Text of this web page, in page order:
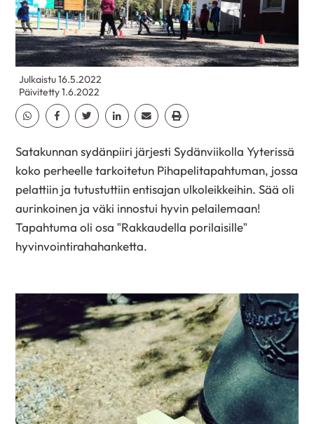
Julkaistu 16.5.2022
Päivitetty 1.6.2022
Jaa Whatsapp
Jaa Facebook
Jaa TwitterJaa Linkedin
Jaa EmailJaa Print
Satakunnan sydänpiiri järjesti Sydänviikolla Yyterissä
koko perheelle tarkoitetun Pihapelitapahtuman, jossa
pelattiin ja tutustuttiin entisajan ulkoleikkeihin. Sää oli
aurinkoinen ja väki innostui hyvin pelailemaan!
Tapahtuma oli osa ”Rakkaudella porilaisille”
hyvinvointirahahanketta.